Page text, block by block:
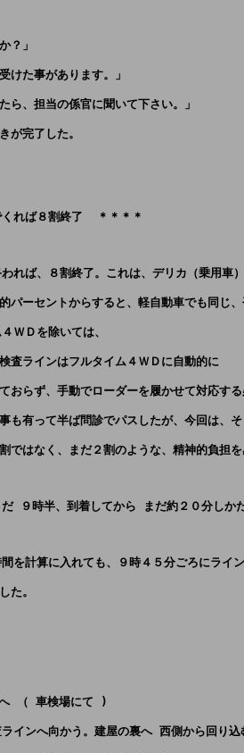
？」
た事があります。」
、担当の係官に聞いて下さい。」
が完了した。
れば８割終了  ＊＊＊＊
れば、８割終了。これは、デリカ（乗用車
ーセントからすると、軽自動車でも同じ
ＷＤを除いては、
査ラインはフルタイム４ＷＤに自動的に
おらず、手動でローダーを履かせて対応す
有って半ば問診でパスしたが、今回は、
はなく、まだ２割のような、精神的負担
９時半、到着してから まだ約２０分しか
を計算に入れても、９時４５分ごろにライ
た。
へ （ 車検場にて )
インへ向かう。建屋の裏へ 西側から回り込